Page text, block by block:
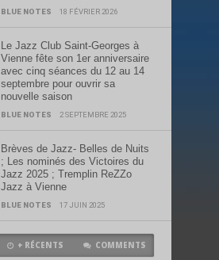
BLUE NOTES 18 FÉVRIER 2026
Le Jazz Club Saint-Georges à
Vienne fête son 1er anniversaire
avec cinq séances du 12 au 14
septembre pour ouvrir sa
nouvelle saison
BLUE NOTES 2 SEPTEMBRE 2025
Brèves de Jazz- Belles de Nuits
; Les nominés des Victoires du
Jazz 2025 ; Tremplin ReZZo
Jazz à Vienne
BLUE NOTES 17 JUIN 2025
+ RÉCENTS COMMENTS